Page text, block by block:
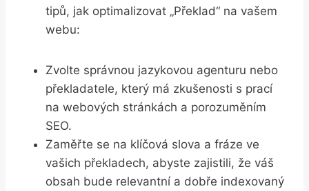
tipů, jak optimalizovat‍ „Překlad“ ⁢na vašem
webu:
Zvolte správnou jazykovou agenturu⁤ nebo‍
překladatele,⁢ který ⁤má⁣ zkušenosti⁣ s prací⁢
na​ webových stránkách a porozuměním
SEO.
Zaměřte se na klíčová slova ‍a⁢ fráze ve ​
vašich překladech, abyste zajistili, ‍že váš
obsah bude relevantní ‍a dobře indexovaný